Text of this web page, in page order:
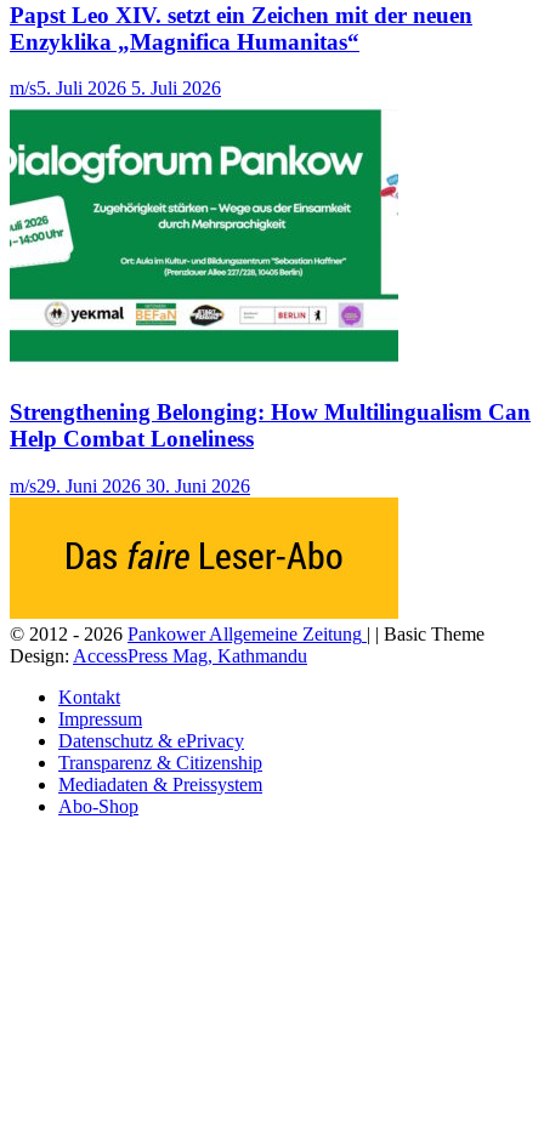
Papst Leo XIV. setzt ein Zeichen mit der neuen
Enzyklika „Magnifica Humanitas“
m/s5. Juli 2026 5. Juli 2026
Strengthening Belonging: How Multilingualism Can
Help Combat Loneliness
m/s29. Juni 2026 30. Juni 2026
© 2012 - 2026 Pankower Allgemeine Zeitung | | Basic Theme
Design: AccessPress Mag, Kathmandu
Kontakt
Impressum
Datenschutz & ePrivacy
Transparenz & Citizenship
Mediadaten & Preissystem
Abo-Shop